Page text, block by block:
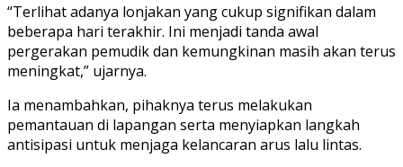
“Terlihat adanya lonjakan yang cukup signifikan dalam
beberapa hari terakhir. Ini menjadi tanda awal
pergerakan pemudik dan kemungkinan masih akan terus
meningkat,” ujarnya.
Ia menambahkan, pihaknya terus melakukan
pemantauan di lapangan serta menyiapkan langkah
antisipasi untuk menjaga kelancaran arus lalu lintas.